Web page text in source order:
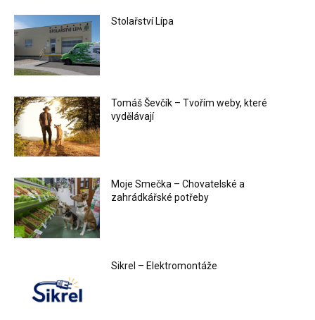
Stolařství Lípa
Tomáš Ševčík – Tvořím weby, které
vydělávají
Moje Smečka – Chovatelské a
zahrádkářské potřeby
Sikrel – Elektromontáže